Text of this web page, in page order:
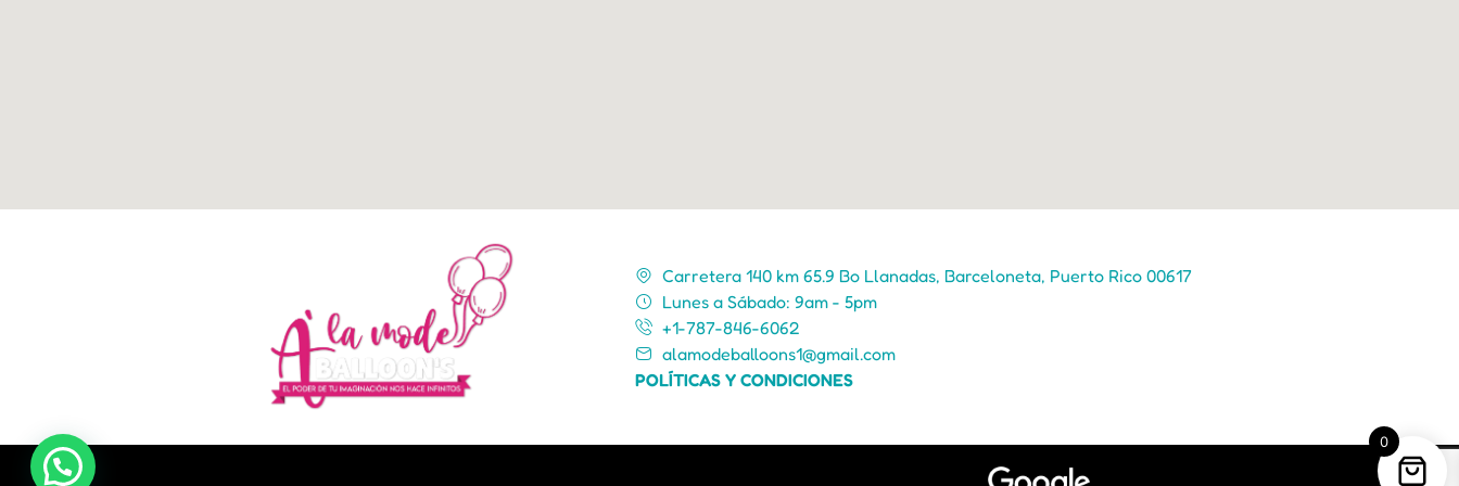
Carretera 140 km 65.9 Bo Llanadas, Barceloneta, Puerto Rico 00617
Lunes a Sábado: 9am - 5pm
+1-787-846-6062
alamodeballoons1@gmail.com
POLÍTICAS Y CONDICIONES
0